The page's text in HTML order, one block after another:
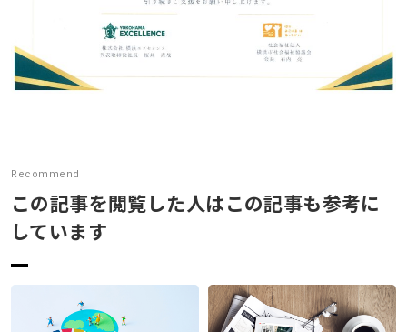
プライバシーポリシー
アクセス
閉じる
Recommend
この記事を閲覧した人はこの記事も参考に
しています